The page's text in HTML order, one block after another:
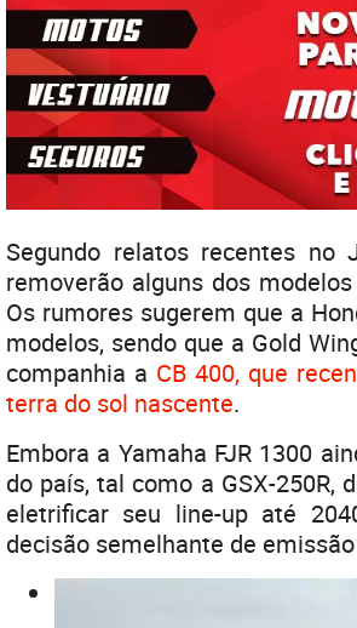
Segundo relatos recentes no
removerão alguns dos
Os rumores sugerem que a
modelos, sendo que a Gold
companhia a CB 400, que
terra do sol nascente.
Embora a Yamaha FJR 1300
do país, tal como a GSX-250R,
eletrificar seu line-up até
decisão semelhante de